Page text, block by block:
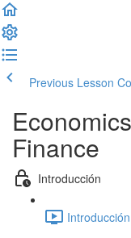
Previous Lesson
Finance
Introducción